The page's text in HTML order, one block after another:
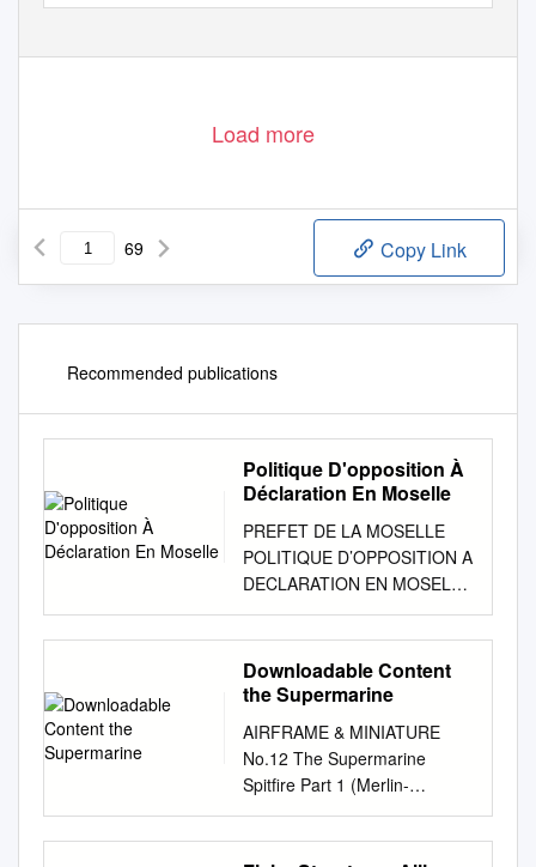
Load more
69 Copy Link
Recommended publications
Politique D'opposition À
Déclaration En Moselle
PREFET DE LA MOSELLE
POLITIQUE D’OPPOSITION A
DECLARATION EN MOSELLE
1. OBJET L’article L. 214-3 du
code de l’environnement
permet au préfet de s’opposer
dans un délai de deux mois à
d’ouvrage, travaux ou
d’activités (IOTA) soumis à
déclaration au titre de la loi
sur l’eau et les milieux
aquatiques. Cette possibilité
Downloadable Content
the Supermarine
AIRFRAME & MINIATURE
No.12 The Supermarine
Spitfire Part 1 (Merlin-
powered) including the Seafire
Downloadable Content v1.0